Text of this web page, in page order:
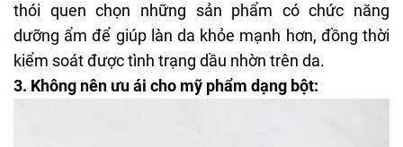
thói quen chọn những sản phẩm có chức năng
dưỡng ẩm để giúp làn da khỏe mạnh hơn, đồng thời
kiểm soát được tình trạng dầu nhờn trên da.
3. Không nên ưu ái cho mỹ phẩm dạng bột: